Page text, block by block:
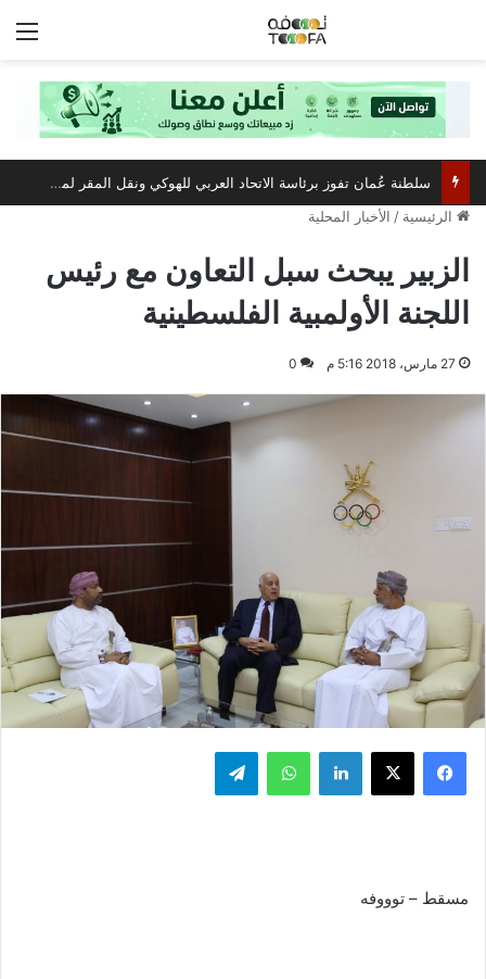
سلطنة عُمان تفوز برئاسة الاتحاد العربي للهوكي ونقل المقر لمسقط
الرئيسية / الأخبار المحلية
الزبير يبحث سبل التعاون مع رئيس
اللجنة الأولمبية الفلسطينية
27 مارس، 2018 5:16 م 0
فيسبوك ‫X لينكدإن واتساب تيلقرام
مسقط – توووفه